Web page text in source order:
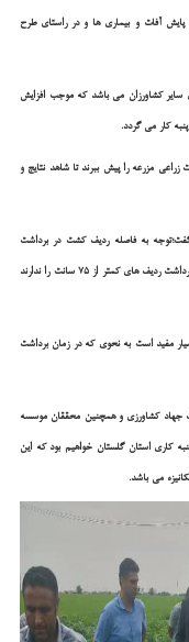
پایش آفات و بیماری ها و در راستای طرح
سایر کشاورزان می باشد که موجب افزایش
کار می گردد.
زراعی مزرعه را پیش ببرند تا شاهد نتایج و
به فاصله ردیف کشت در برداشت
مکانیزه از اهمیت ویژه ای برخوردار است و ماشینهای برداشت پنبه قابلیت برداشت ردیف های کمتر از ۷۵ سانت را ندارند
مفید است به نحوی که در زمان برداشت
جهاد کشاورزی و همچنین محققان موسسه
کاری استان گلستان خواهیم بود که این
می باشد.